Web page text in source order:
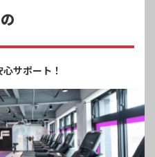
サポート！